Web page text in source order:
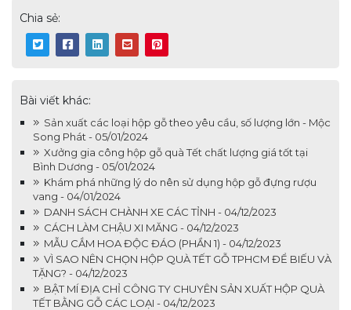
Chia sẻ:
Bài viết khác:
Sản xuất các loại hộp gỗ theo yêu cầu, số lượng lớn - Mộc
Song Phát - 05/01/2024
Xưởng gia công hộp gỗ quà Tết chất lượng giá tốt tại
Bình Dương - 05/01/2024
Khám phá những lý do nên sử dụng hộp gỗ đựng rượu
vang - 04/01/2024
DANH SÁCH CHÀNH XE CÁC TỈNH - 04/12/2023
CÁCH LÀM CHẬU XI MĂNG - 04/12/2023
MẪU CẮM HOA ĐỘC ĐÁO (PHẦN 1) - 04/12/2023
VÌ SAO NÊN CHỌN HỘP QUÀ TẾT GỖ TPHCM ĐỂ BIẾU VÀ
TẶNG? - 04/12/2023
BẬT MÍ ĐỊA CHỈ CÔNG TY CHUYÊN SẢN XUẤT HỘP QUÀ
TẾT BẰNG GỖ CÁC LOẠI - 04/12/2023